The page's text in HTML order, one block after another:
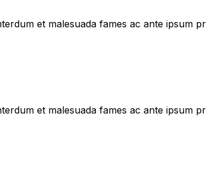
et malesuada fames ac ante ipsum
et malesuada fames ac ante ipsum